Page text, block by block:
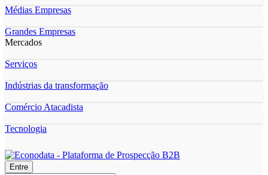
Médias Empresas
Grandes Empresas
Mercados
Serviços
Indústrias da transformação
Comércio Atacadista
Tecnologia
Entre